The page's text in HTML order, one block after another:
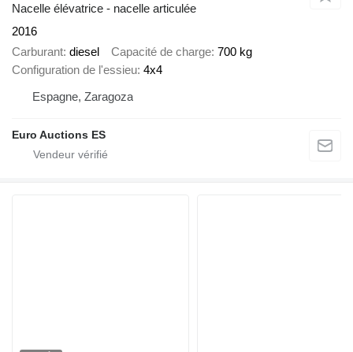
Nacelle élévatrice - nacelle articulée
2016
Carburant diesel Capacité de charge 700 kg
Configuration de l'essieu 4x4
Espagne, Zaragoza
Euro Auctions ES